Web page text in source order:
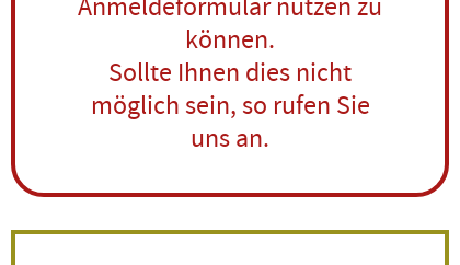
können.
Sollte Ihnen dies nicht
möglich sein, so rufen Sie
uns an.